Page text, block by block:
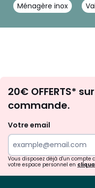
Ménagère inox
20€ OFFERTS*
commande.
Votre email
Vous disposez déjà d'un compte
votre espace personnel en